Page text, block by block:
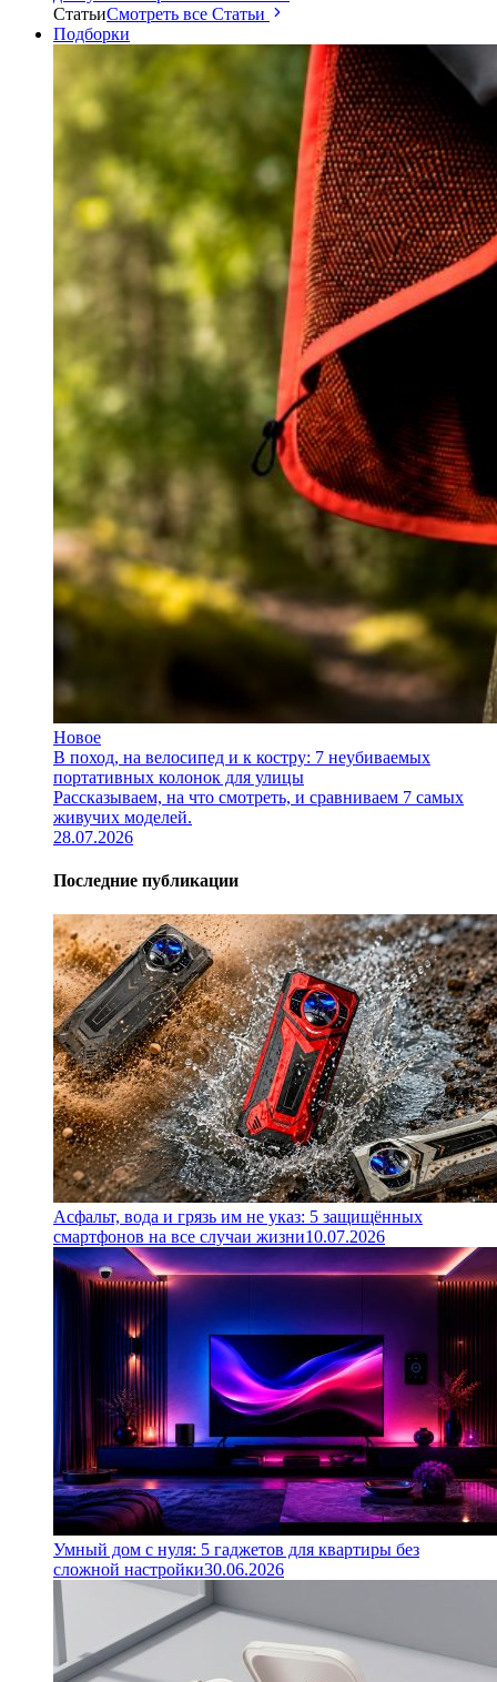
СтатьиСмотреть все Статьи
Подборки
Новое
В поход, на велосипед и к костру: 7 неубиваемых
портативных колонок для улицы
Рассказываем, на что смотреть, и сравниваем 7 самых
живучих моделей.
28.07.2026
Последние публикации
Асфальт, вода и грязь им не указ: 5 защищённых
смартфонов на все случаи жизни10.07.2026
Умный дом с нуля: 5 гаджетов для квартиры без
сложной настройки30.06.2026